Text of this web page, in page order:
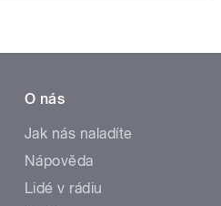
O nás
Jak nás naladíte
Nápověda
Lidé v rádiu